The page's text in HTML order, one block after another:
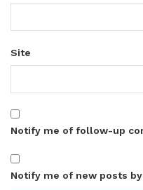
Site
Notify me of follow-up
Notify me of new posts